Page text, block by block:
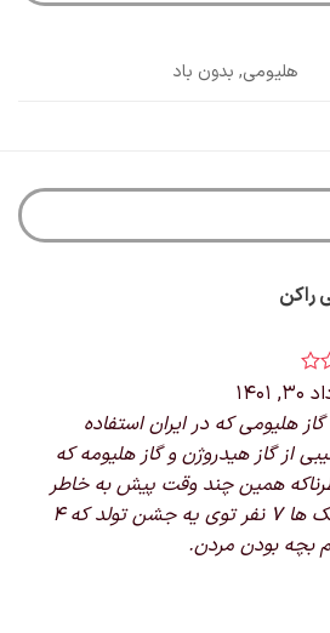
هلیومی, بدون باد
راکن
1401
هلیومی که در ایران استفاده
از گاز هیدروژن و گاز هلیومه که
همین چند وقت پیش به خاطر
این بادکنک ها 7 نفر توی یه جشن تولد که 4
بچه بودن مردن.